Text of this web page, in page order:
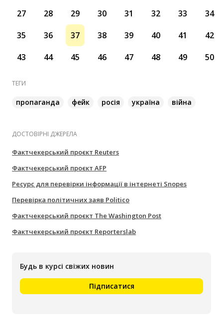
27
28 29 30 31 32 33
34
35
36 37 38 39 40 41
42
43
44 45 46 47 48 49 50
ТЕГИ
пропаганда фейк росія україна війна
ДОСТОВІРНІ ДЖЕРЕЛА
Фактчекерський проєкт Reuters
Фактчекерський проєкт AFP
Ресурс для перевірки інформації в інтернеті Snopes
Перевірка політичних заяв Politico
Фактчекерський проєкт The Washington Post
Фактчекерський проєкт Reporterslab
Будь в курсі свіжих новин
Підписатися